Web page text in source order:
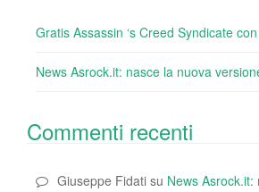
Gratis Assassin ‘s Creed Syndicate
News Asrock.it: nasce la nuova
Commenti recenti
Giuseppe Fidati su News